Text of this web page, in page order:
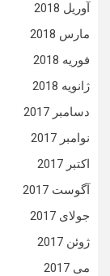
آوریل 2018
مارس 2018
فوریه 2018
ژانویه 2018
دسامبر 2017
نوامبر 2017
اکتبر 2017
آگوست 2017
جولای 2017
ژوئن 2017
می 2017